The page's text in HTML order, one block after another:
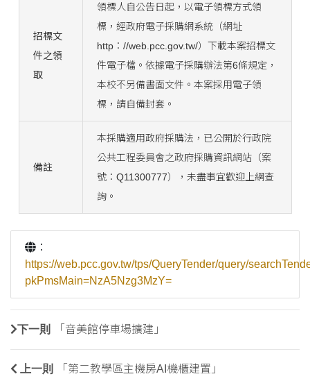
招標文
件之領
取
領標人自公告日起，以電子領標方式領
標，經政府電子採購網系統（網址
http：//web.pcc.gov.tw/）下載本案招標文
件電子檔。依據電子採購辦法第6條規定，
本校不另備書面文件。本案採用電子領
標，請自備封套。
備註
本採購適用政府採購法，已公開於行政院
公共工程委員會之政府採購資訊網站（案
號：Q11300777），未盡事宜歡迎上網查
詢。
：
https://web.pcc.gov.tw/tps/QueryTender/query/
pkPmsMain=NzA5Nzg3MzY=
下一則 「音美館停車場擴建」
上一則 「第二教學區主機房AI機櫃建置」